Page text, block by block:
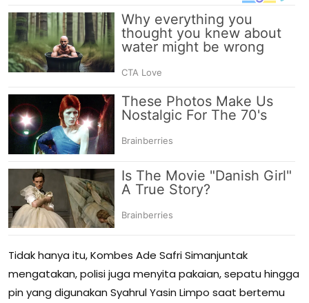
Tidak hanya itu, Kombes Ade Safri Simanjuntak
mengatakan, polisi juga menyita pakaian, sepatu hingga
pin yang digunakan Syahrul Yasin Limpo saat bertemu